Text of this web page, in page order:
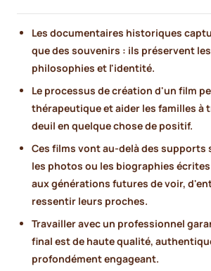
Les documentaires historiques
que des souvenirs : ils préservent
philosophies et l'identité.
Le processus de création d'un film
thérapeutique et aider les familles à
deuil en quelque chose de positif.
Ces films vont au-delà des supports
les photos ou les biographies
aux générations futures de voir,
ressentir leurs proches.
Travailler avec un professionnel
final est de haute qualité,
profondément engageant.